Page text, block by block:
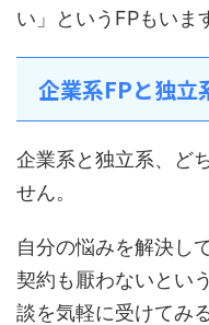
い」というFPもいま
企業系FPと独立
企業系と独立系、ど
せん。
自分の悩みを解決し
契約も厭わないとい
談を気軽に受けてみ